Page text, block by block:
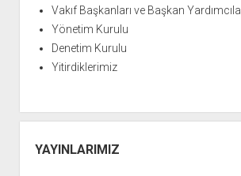
YURTDIŞI KİTAPLIĞI
Vakıf Başkanları ve Başkan
Yönetim Kurulu
Denetim Kurulu
Yitirdiklerimiz
YAYINLARIMIZ